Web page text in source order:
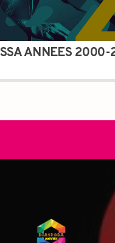
ANNÉES 2000-